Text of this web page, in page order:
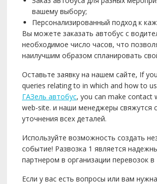
вашему выбору;
Персонализированный подход к
Вы можете заказать автобус с
необходимое число часов, что
наилучшим образом спланировать
Оставьте заявку на нашем сайте, If
queries relating to in which and how to
ГАЗель автобус, you can make contact
web-site. и наши менеджеры свяжутся
уточнения всех деталей.
Используйте возможность создать
событие! Развозка 1 является
партнером в организации перевозок
Если у вас есть вопросы или вам